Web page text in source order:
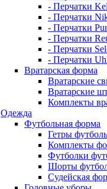
- Перчатки
- Перчатки
- Перчатки
- Перчатки
- Перчатки
- Перчатки
Вратарская форма
Вратарские
Вратарские
Комплекты
Одежда
Футбольная форма
Гетры
Комплекты
Футболки
Шорты
Судейская